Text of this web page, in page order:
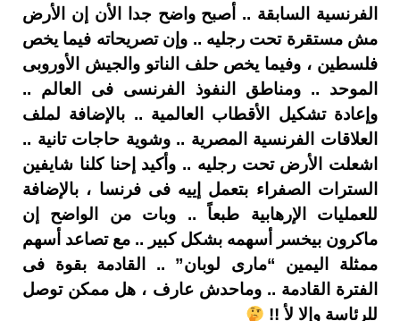
الفرنسية السابقة .. أصبح واضح جدا الأن إن الأرض
مش مستقرة تحت رجليه .. وإن تصريحاته فيما يخص
فلسطين ، وفيما يخص حلف الناتو والجيش الأوروبى
الموحد .. ومناطق النفوذ الفرنسى فى العالم ..
وإعادة تشكيل الأقطاب العالمية .. بالإضافة لملف
العلاقات الفرنسية المصرية .. وشوية حاجات تانية ..
اشعلت الأرض تحت رجليه .. وأكيد إحنا كلنا شايفين
السترات الصفراء بتعمل إييه فى فرنسا ، بالإضافة
للعمليات الإرهابية طبعاً .. وبات من الواضح إن
ماكرون بيخسر أسهمه بشكل كبير .. مع تصاعد أسهم
ممثلة اليمين “مارى لوبان” .. القادمة بقوة فى
الفترة القادمة .. وماحدش عارف ، هل ممكن توصل
للرئاسة وإلا لأ !!